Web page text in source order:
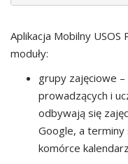
Aplikacja Mobilny USOS
moduły:
grupy zajęciowe
prowadzących i
odbywają się
Google, a terminy
komórce